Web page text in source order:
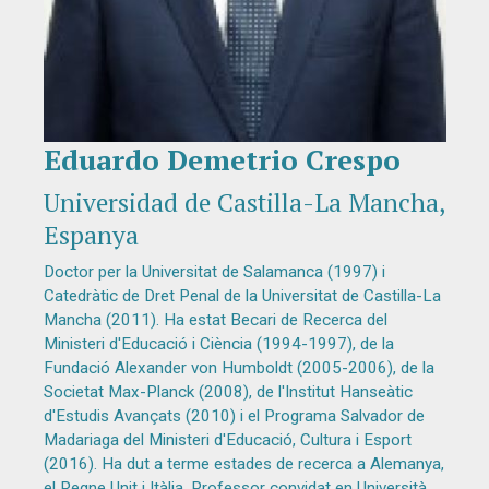
Diapositiva 1 de 1
Eduardo Demetrio Crespo
Universidad de Castilla-La Mancha,
Espanya
Doctor per la Universitat de Salamanca (1997) i
Catedràtic de Dret Penal de la Universitat de Castilla-La
Mancha (2011). Ha estat Becari de Recerca del
Ministeri d'Educació i Ciència (1994-1997), de la
Fundació Alexander von Humboldt (2005-2006), de la
Societat Max-Planck (2008), de l'Institut Hanseàtic
d'Estudis Avançats (2010) i el Programa Salvador de
Madariaga del Ministeri d'Educació, Cultura i Esport
(2016). Ha dut a terme estades de recerca a Alemanya,